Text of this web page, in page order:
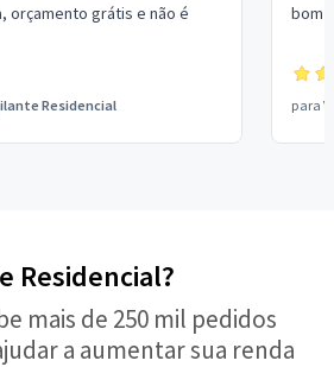
orçamento grátis e não é
Residencial
bom
para
Residencial?
mais de 250 mil pedidos
a aumentar sua renda